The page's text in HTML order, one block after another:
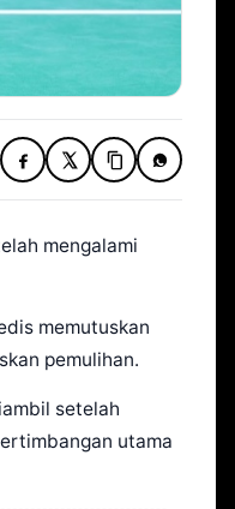
mengalami
memutuskan
pemulihan.
setelah
utama